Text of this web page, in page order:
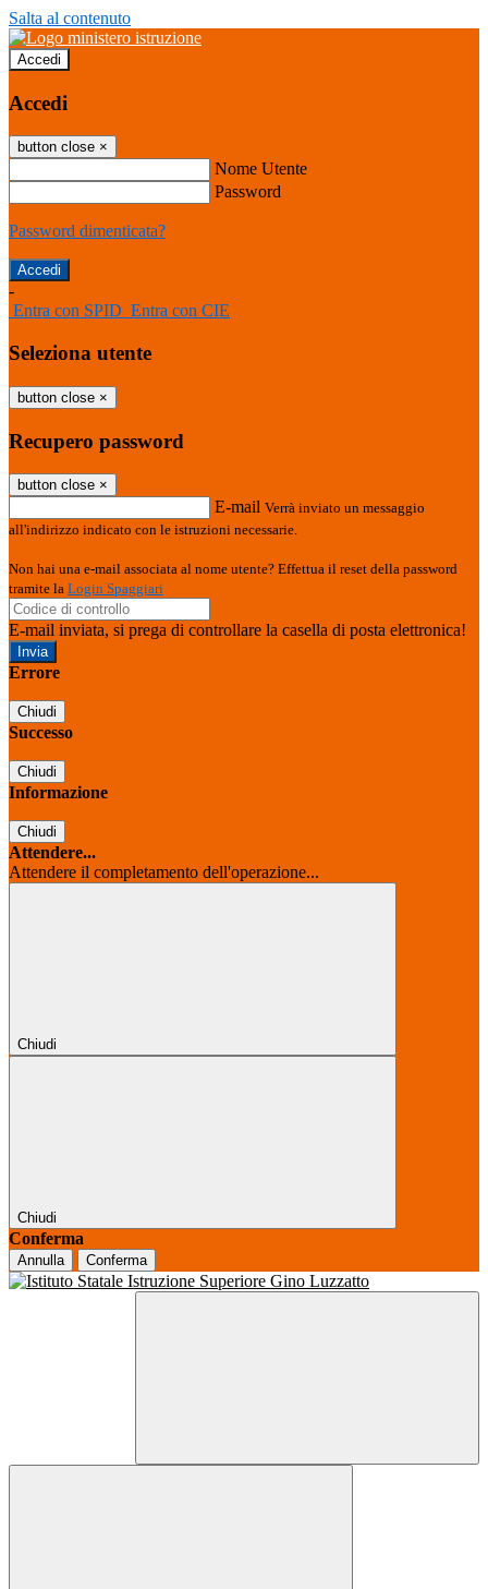
Salta al contenuto
Accedi
Accedi
button close ×
Nome Utente
Password
Password dimenticata?
-
Entra con SPID Entra con CIE
Seleziona utente
button close ×
Recupero password
button close ×
E-mail Verrà inviato un messaggio
all'indirizzo indicato con le istruzioni necessarie.
Non hai una e-mail associata al nome utente? Effettua il reset della password
tramite la Login Spaggiari
E-mail inviata, si prega di controllare la casella di posta elettronica!
Errore
Chiudi
Successo
Chiudi
Informazione
Chiudi
Attendere...
Attendere il completamento dell'operazione...
Chiudi
Chiudi
Conferma
Annulla Conferma